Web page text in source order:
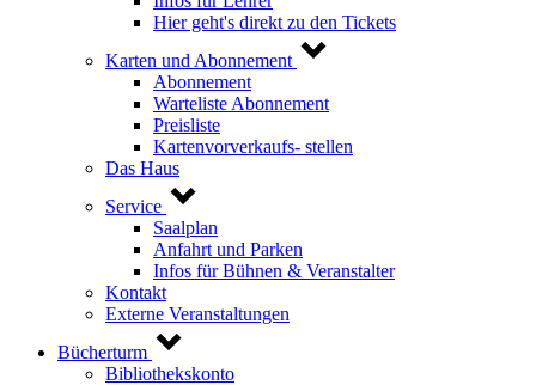
Hier geht's direkt zu den Tickets
Karten und Abonnement
Abonnement
Warteliste Abonnement
Preisliste
Kartenvorverkaufs- stellen
Das Haus
Service
Saalplan
Anfahrt und Parken
Infos für Bühnen & Veranstalter
Kontakt
Externe Veranstaltungen
Bücherturm
Bibliothekskonto